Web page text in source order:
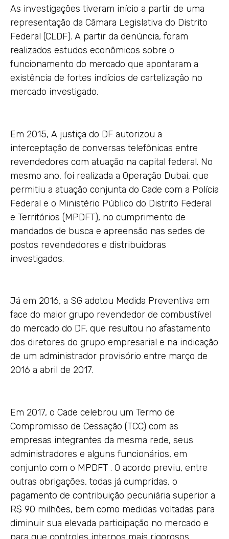
As investigações tiveram início a partir de uma
representação da Câmara Legislativa do Distrito
Federal (CLDF). A partir da denúncia, foram
realizados estudos econômicos sobre o
funcionamento do mercado que apontaram a
existência de fortes indícios de cartelização no
mercado investigado.
Em 2015, A justiça do DF autorizou a
interceptação de conversas telefônicas entre
revendedores com atuação na capital federal. No
mesmo ano, foi realizada a Operação Dubai, que
permitiu a atuação conjunta do Cade com a Polícia
Federal e o Ministério Público do Distrito Federal
e Territórios (MPDFT), no cumprimento de
mandados de busca e apreensão nas sedes de
postos revendedores e distribuidoras
investigados.
Já em 2016, a SG adotou Medida Preventiva em
face do maior grupo revendedor de combustível
do mercado do DF, que resultou no afastamento
dos diretores do grupo empresarial e na indicação
de um administrador provisório entre março de
2016 a abril de 2017.
Em 2017, o Cade celebrou um Termo de
Compromisso de Cessação (TCC) com as
empresas integrantes da mesma rede, seus
administradores e alguns funcionários, em
conjunto com o MPDFT . O acordo previu, entre
outras obrigações, todas já cumpridas, o
pagamento de contribuição pecuniária superior a
R$ 90 milhões, bem como medidas voltadas para
diminuir sua elevada participação no mercado e